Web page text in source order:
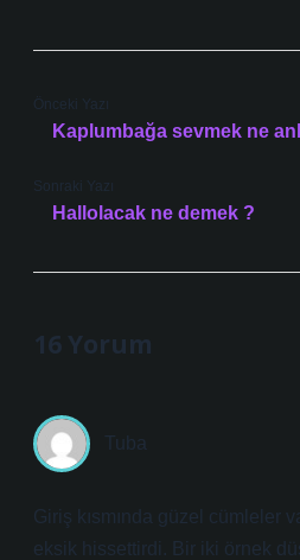
Önceki Yazı
Kaplumbağa sevmek ne
Sonraki Yazı
Hallolacak ne demek ?
16 Yorum
Tuba
Giriş kısmında güzel cümleler
eksik hissettirdi. Bir iki örnek